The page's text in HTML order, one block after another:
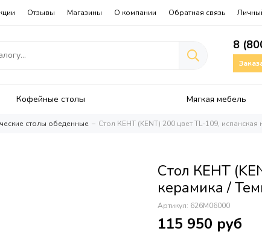
Отзывы Магазины О компании Обратная связь
8
Кофейные столы Мягкая мебель
столы обеденные Стол КЕНТ (KENT) 200 цвет TL-109,
Стол КЕНТ
керамика /
Артикул: 626М06000
115 950 руб